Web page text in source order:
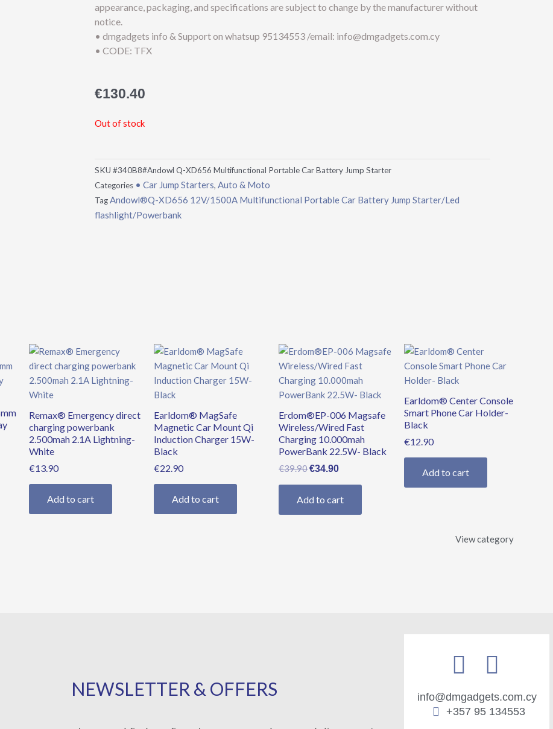
appearance, packaging, and specifications are subject to change by the manufacturer without
notice.
• dmgadgets info & Support on whatsup 95134553 /email: info@dmgadgets.com.cy
• CODE: TFX
€130.40
Out of stock
SKU #340B8#Andowl Q-XD656 Multifunctional Portable Car Battery Jump Starter
Categories • Car Jump Starters, Auto & Moto
TagAndowl®Q-XD656 12V/1500A Multifunctional Portable Car Battery Jump Starter/Led
flashlight/Powerbank
Remax® Emergency direct
charging powerbank
2.500mah 2.1A Lightning-
White
€13.90
Add to cart
Earldom® MagSafe
Magnetic Car Mount Qi
Induction Charger 15W-
Black
€22.90
Add to cart
Erdom®EP-006 Magsafe
Wireless/Wired Fast
Charging 10.000mah
PowerBank 22.5W- Black
€39.90
Original
price
was:
€39.90.
€34.90
Current
price
is:
€34.90.
Add to cart
Earldom® Center Console
Smart Phone Car Holder-
Black
€12.90
Add to cart
View category
NEWSLETTER & OFFERS
info@dmgadgets.com.cy
+357 95 134553